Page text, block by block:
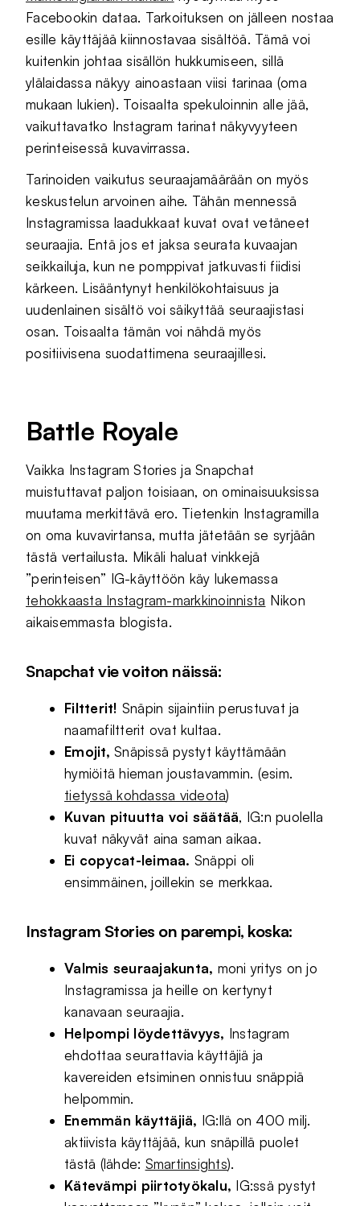
Facebookin dataa. Tarkoituksen on jälleen nostaa
esille käyttäjää kiinnostavaa sisältöä. Tämä voi
kuitenkin johtaa sisällön hukkumiseen, sillä
ylälaidassa näkyy ainoastaan viisi tarinaa (oma
mukaan lukien). Toisaalta spekuloinnin alle jää,
vaikuttavatko Instagram tarinat näkyvyyteen
perinteisessä kuvavirrassa.
Tarinoiden vaikutus seuraajamäärään on myös
keskustelun arvoinen aihe. Tähän mennessä
Instagramissa laadukkaat kuvat ovat vetäneet
seuraajia. Entä jos et jaksa seurata kuvaajan
seikkailuja, kun ne pomppivat jatkuvasti fiidisi
kärkeen. Lisääntynyt henkilökohtaisuus ja
uudenlainen sisältö voi säikyttää seuraajistasi
osan. Toisaalta tämän voi nähdä myös
positiivisena suodattimena seuraajillesi.
Battle Royale
Vaikka Instagram Stories ja Snapchat
muistuttavat paljon toisiaan, on ominaisuuksissa
muutama merkittävä ero. Tietenkin Instagramilla
on oma kuvavirtansa, mutta jätetään se syrjään
tästä vertailusta. Mikäli haluat vinkkejä
”perinteisen” IG-käyttöön käy lukemassa
tehokkaasta Instagram-markkinoinnista Nikon
aikaisemmasta blogista.
Snapchat vie voiton näissä:
Filtterit! Snäpin sijaintiin perustuvat ja
naamafiltterit ovat kultaa.
Emojit,Snäpissä pystyt käyttämään
hymiöitä hieman joustavammin. (esim.
tietyssä kohdassa videota)
Kuvan pituutta voi säätää, IG:n puolella
kuvat näkyvät aina saman aikaa.
Ei copycat-leimaa. Snäppi oli
ensimmäinen, joillekin se merkkaa.
Instagram Stories on parempi, koska:
Valmis seuraajakunta, moni yritys on jo
Instagramissa ja heille on kertynyt
kanavaan seuraajia.
Helpompi löydettävyys, Instagram
ehdottaa seurattavia käyttäjiä ja
kavereiden etsiminen onnistuu snäppiä
helpommin.
Enemmän käyttäjiä, IG:llä on 400 milj.
aktiivista käyttäjää, kun snäpillä puolet
tästä (lähde: Smartinsights).
Kätevämpi piirtotyökalu, IG:ssä pystyt